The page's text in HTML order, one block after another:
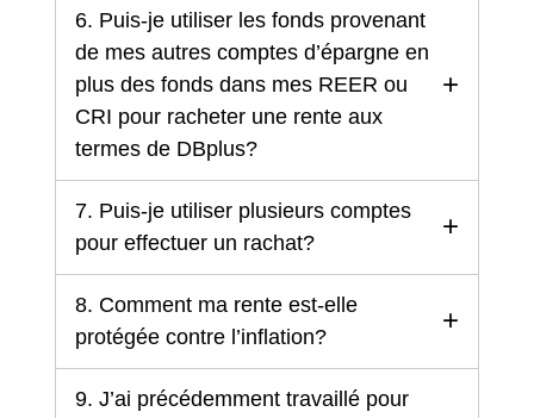
6. Puis-je utiliser les fonds provenant
de mes autres comptes d’épargne en
plus des fonds dans mes REER ou
CRI pour racheter une rente aux
termes de DBplus?
7. Puis-je utiliser plusieurs comptes
pour effectuer un rachat?
8. Comment ma rente est-elle
protégée contre l’inflation?
9. J’ai précédemment travaillé pour